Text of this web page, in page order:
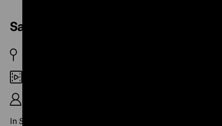
Sanierung im Berliner Wedding
In Sanierung im Berliner Wedding